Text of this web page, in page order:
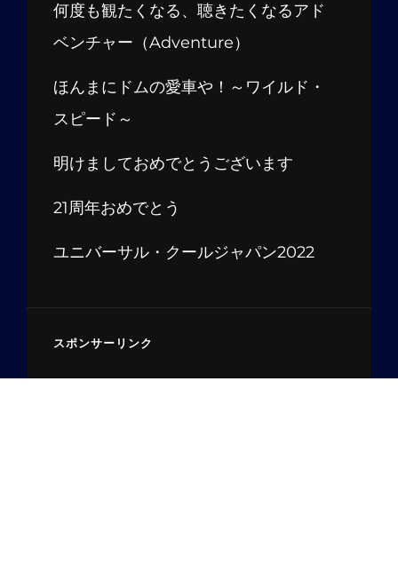
何度も観たくなる、聴きたくなるアド
ベンチャー（Adventure）
ほんまにドムの愛車や！～ワイルド・
スピード～
明けましておめでとうございます
21周年おめでとう
ユニバーサル・クールジャパン2022
スポンサーリンク